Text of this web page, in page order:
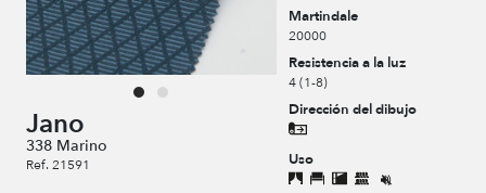
Jano
338 Marino
Ref. 21591
Martindale
20000
Resistencia a la luz
4 (1-8)
Dirección del dibujo
Uso